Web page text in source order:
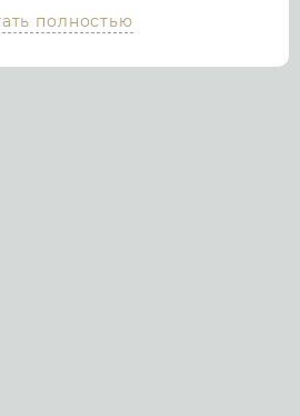
посетить любой
не выходя из дома, просто
свечей за здравие и
храмах Иерусалима и
в Стену Плача,
на камне Миропомазания.
полностью